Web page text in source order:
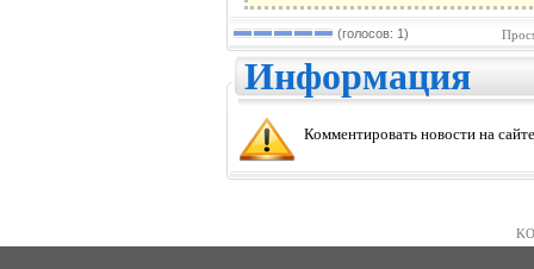
(голосов: 1)
Информация
Комментировать новости на